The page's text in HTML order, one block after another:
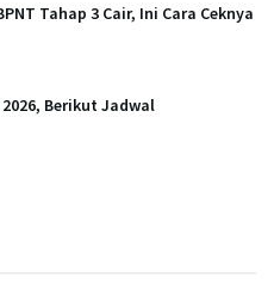
Tahap 3 Cair, Ini Cara Ceknya
2026, Berikut Jadwal